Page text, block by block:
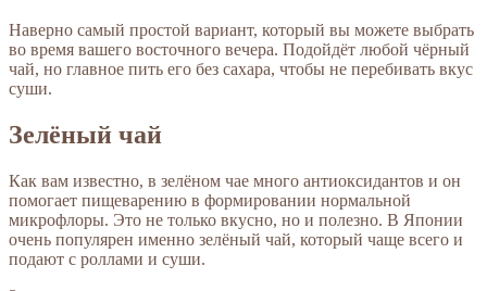
Наверно самый простой вариант, который вы можете выбрать
во время вашего восточного вечера. Подойдёт любой чёрный
чай, но главное пить его без сахара, чтобы не перебивать вкус
суши.
Зелёный чай
Как вам известно, в зелёном чае много антиоксидантов и он
помогает пищеварению в формировании нормальной
микрофлоры. Это не только вкусно, но и полезно. В Японии
очень популярен именно зелёный чай, который чаще всего и
подают с роллами и суши.